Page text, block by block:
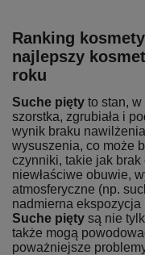
Ranking
najlepszy
roku
Suche pięty to stan,
szorstka, zgrubiała i
wynik braku
wysuszenia, co może
czynniki, takie jak
niewłaściwe obuwie,
atmosferyczne (np.
nadmierna ekspozycja
Suche pięty są nie
także mogą
poważniejsze